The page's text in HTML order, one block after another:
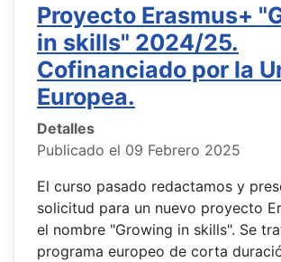
Proyecto Erasmus+
in skills" 2024/25.
Cofinanciado por la
Europea.
Detalles
Publicado el 09 Febrero 2025
El curso pasado redactamos y
solicitud para un nuevo proyecto
el nombre "Growing in skills". Se
programa europeo de corta